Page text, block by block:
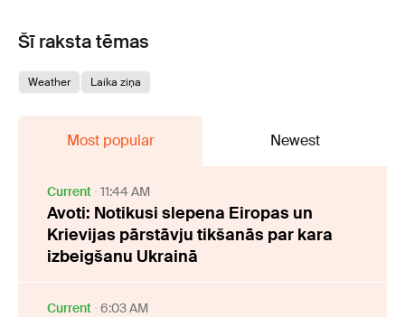
Šī raksta tēmas
Weather Laika ziņa
Most popular Newest
Current 11:44 AM
Avoti: Notikusi slepena Eiropas un
Krievijas pārstāvju tikšanās par kara
izbeigšanu Ukrainā
Current 6:03 AM